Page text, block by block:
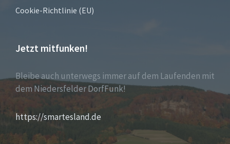
Cookie-Richtlinie (EU)
Jetzt mitfunken!
Bleibe auch unterwegs immer auf dem Laufenden mit
dem Niedersfelder DorfFunk!
https://smartesland.de